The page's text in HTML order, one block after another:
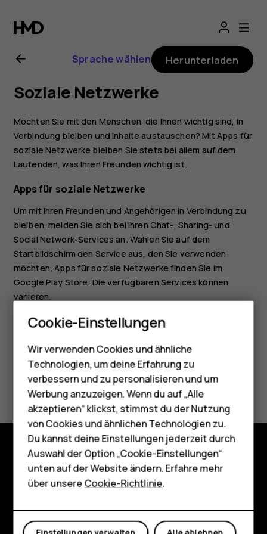
Nokia
7.2
Smartphones
Feature Phones
Telefone für Senioren
Zubehör
HMD Terra M
Für Unternehmen
Tablets
Shop
Mein Konto
Sprache wählen Herunterladen
Soziale Netzwerke
Möchten Sie mit den Menschen, die Ihnen wichtig sind, in
Verbindung bleiben und Inhalte austauschen? Mit Apps für
soziale Netzwerke bleiben Sie stets bei allem auf dem
Laufenden, was Ihren Freunden wichtig ist.
Apps für soziale Netzwerke
Um mit Ihren Freunden und Angehörigen in Verbindung zu
bleiben, melden Sie sich bei Ihren Chat-, Sharing- und
Social Network-Services an. Wählen Sie auf dem
Startbildschirm den Service aus, den Sie verwenden
möchten. Apps für soziale Netzwerke finden Sie im
Google Play Store. Die verfügbaren Services können
variieren.
Did you find this helpful?
Ja Nein
Shop
Über
Planet and people
Cookie-Einstellungen
Wir verwenden Cookies und ähnliche
Technologien, um deine Erfahrung zu
verbessern und zu personalisieren und um
Werbung anzuzeigen. Wenn du auf „Alle
akzeptieren“ klickst, stimmst du der Nutzung
von Cookies und ähnlichen Technologien zu.
Du kannst deine Einstellungen jederzeit durch
Auswahl der Option „Cookie-Einstellungen“
unten auf der Website ändern. Erfahre mehr
über unsereCookie-Richtlinie.